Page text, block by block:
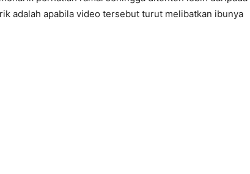
adalah apabila video tersebut turut melibatkan ibunya